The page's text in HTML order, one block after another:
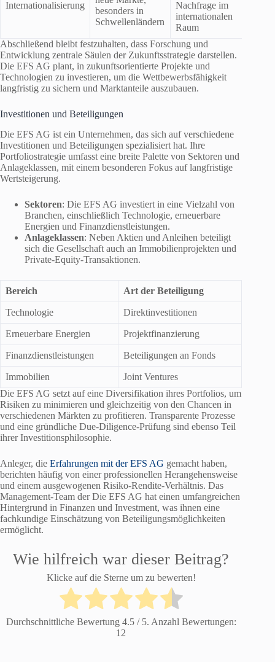
Internationalisierung
besonders in
Schwellenländern
Nachfrage im
internationalen
Raum
Abschließend bleibt festzuhalten, dass Forschung und
Entwicklung zentrale Säulen der Zukunftsstrategie darstellen.
Die EFS AG plant, in zukunftsorientierte Projekte und
Technologien zu investieren, um die Wettbewerbsfähigkeit
langfristig zu sichern und Marktanteile auszubauen.
Investitionen und Beteiligungen
Die EFS AG ist ein Unternehmen, das sich auf verschiedene
Investitionen und Beteiligungen spezialisiert hat. Ihre
Portfoliostrategie umfasst eine breite Palette von Sektoren und
Anlageklassen, mit einem besonderen Fokus auf langfristige
Wertsteigerung.
Sektoren: Die EFS AG investiert in eine Vielzahl von
Branchen, einschließlich Technologie, erneuerbare
Energien und Finanzdienstleistungen.
Anlageklassen: Neben Aktien und Anleihen beteiligt
sich die Gesellschaft auch an Immobilienprojekten und
Private-Equity-Transaktionen.
Bereich Art der Beteiligung
Technologie Direktinvestitionen
Erneuerbare Energien Projektfinanzierung
Finanzdienstleistungen Beteiligungen an Fonds
Immobilien
Joint Ventures
Die EFS AG setzt auf eine Diversifikation ihres Portfolios, um
Risiken zu minimieren und gleichzeitig von den Chancen in
verschiedenen Märkten zu profitieren. Transparente Prozesse
und eine gründliche Due-Diligence-Prüfung sind ebenso Teil
ihrer Investitionsphilosophie.
Anleger, die Erfahrungen mit der EFS AG gemacht haben,
berichten häufig von einer professionellen Herangehensweise
und einem ausgewogenen Risiko-Rendite-Verhältnis. Das
Management-Team der Die EFS AG hat einen umfangreichen
Hintergrund in Finanzen und Investment, was ihnen eine
fachkundige Einschätzung von Beteiligungsmöglichkeiten
ermöglicht.
Wie hilfreich war dieser Beitrag?
Klicke auf die Sterne um zu bewerten!
Durchschnittliche Bewertung 4.5/ 5. Anzahl Bewertungen:
12